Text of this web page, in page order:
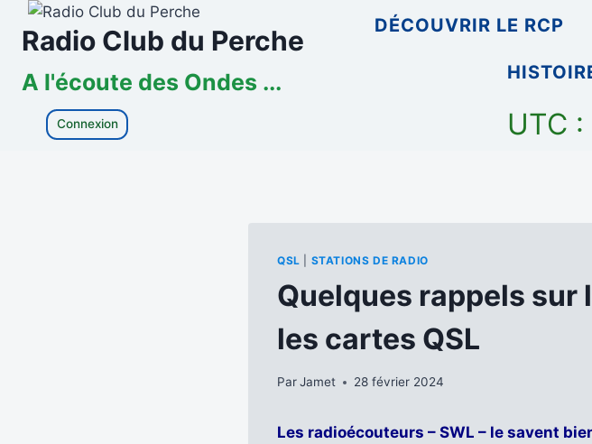
Aller
Radio Club du Perche
A l'écoute des Ondes ...
DÉCOUVRIR LE RCP
Connexion UTC
QSL STATIONS DE RADIO
Quelques rappels sur
les cartes QSL
ParJamet 28 février 2024
Les radioécouteurs – SWL – le savent